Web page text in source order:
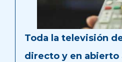
Toda la televisión
directo y en abierto